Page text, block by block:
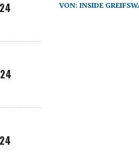
VON:INSIDE